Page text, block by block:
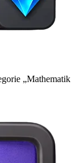
„Mathematik